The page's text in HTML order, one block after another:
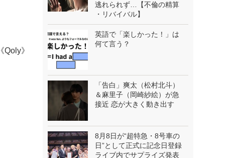
《Qoly》
逃れられず…【不倫の精算
・リバイバル】
英語で「楽しかった！」は
何て言う？
「告白」爽太（松村北斗）
＆麻里子（岡崎紗絵）が急
接近 恋が大きく動き出す
8月8日が“超特急・8号車の
日”として正式に記念日登録
ライブ内でサプライズ発表